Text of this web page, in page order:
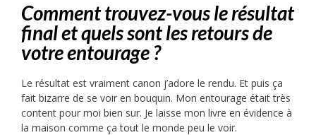
Comment trouvez-vous le résultat
final et quels sont les retours de
votre entourage ?
Le résultat est vraiment canon j’adore le rendu. Et puis ça
fait bizarre de se voir en bouquin. Mon entourage était très
content pour moi bien sur. Je laisse mon livre en évidence à
la maison comme ça tout le monde peu le voir.